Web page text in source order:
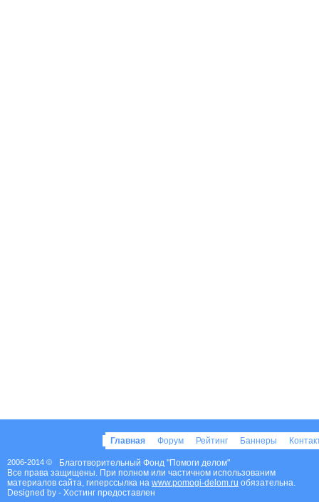
Главная Форум Рейтинг Баннеры
2006-2014 ©
Благотворительный Фонд "Помоги делом"
Все права защищены. При полном или частичном использованим
материалов сайта, гиперссылка на www.pomogi-delom.ru обязательна.
Designed by - Хостинг предоставлен